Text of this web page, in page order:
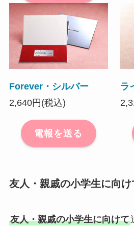
Forever・シルバー
2,640円(税込)
電報を送る
ラ
友人・親戚の小学生に向け
友人・親戚の小学生に向けて